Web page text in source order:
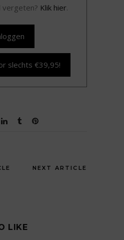
vergeten? Klik hier.
slechts €39,95!
NEXT ARTICLE
LIKE